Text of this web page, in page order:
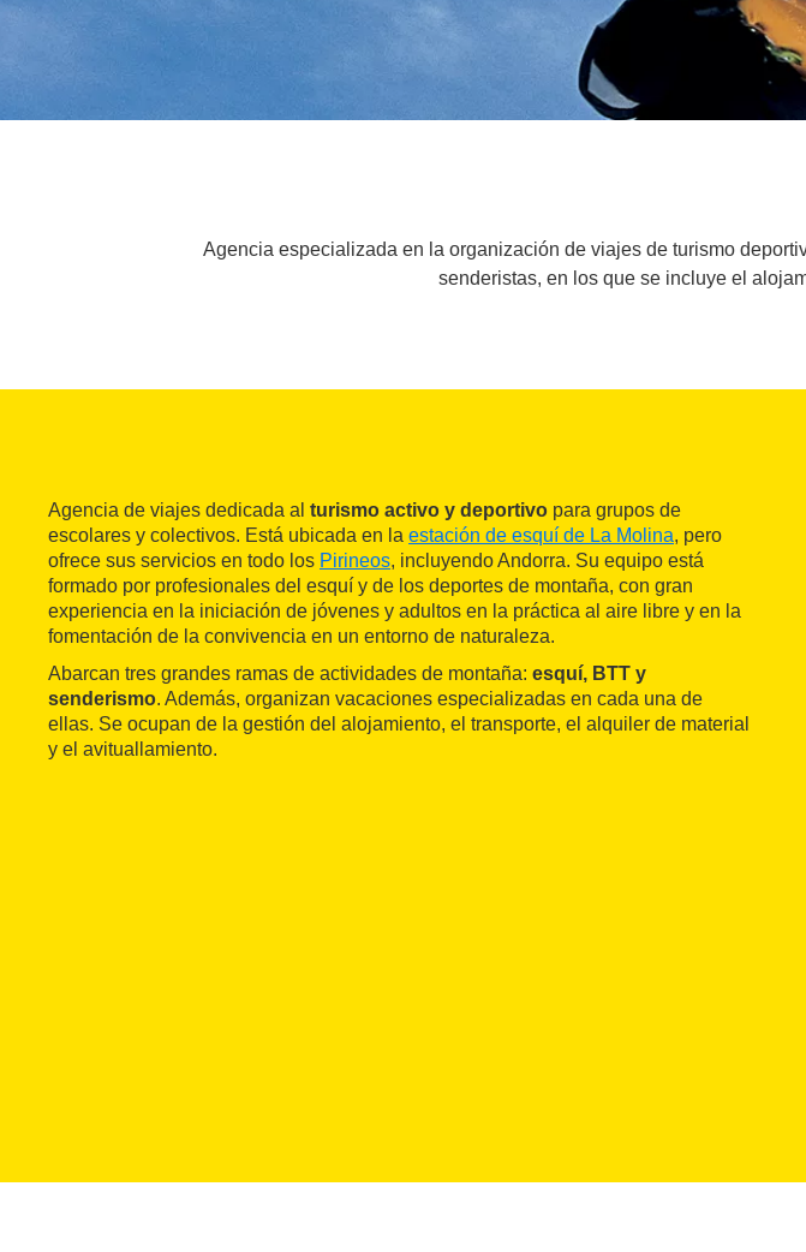
Agencia especializada en la organización de viajes de turismo
senderistas, en los que se incluye el
Agencia de viajes dedicada al turismo activo y deportivo para grupos de
escolares y colectivos. Está ubicada en la estación de esquí de La Molina, pero
ofrece sus servicios en todo los Pirineos, incluyendo Andorra. Su equipo está
formado por profesionales del esquí y de los deportes de montaña, con gran
experiencia en la iniciación de jóvenes y adultos en la práctica al aire libre y en la
fomentación de la convivencia en un entorno de naturaleza.
Abarcan tres grandes ramas de actividades de montaña: esquí, BTT y
senderismo. Además, organizan vacaciones especializadas en cada una de
ellas. Se ocupan de la gestión del alojamiento, el transporte, el alquiler de material
y el avituallamiento.